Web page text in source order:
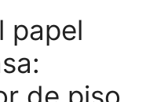
papel